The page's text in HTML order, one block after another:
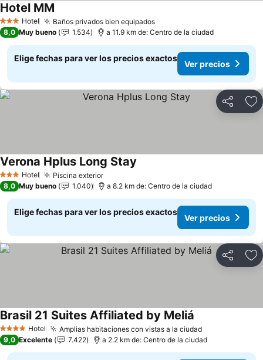
3 Estrellas
Hotel Baños privados bien equipados
Hotel MM
8,0 Muy bueno 1.534 a 11.9 km de: Centro de la ciudad
Elige fechas para ver los precios exactos
Ver precios
Compartir
3 Estrellas
Hotel Piscina exterior
Verona Hplus Long Stay
8,0 Muy bueno 1.040 a 8.2 km de: Centro de la ciudad
Elige fechas para ver los precios exactos
Ver precios
Compartir
4 EstrellasHotel Amplias habitaciones con vistas a la ciudad
Brasil 21 Suites Affiliated by Meliá
9,0 Excelente 7.422 a 2.2 km de: Centro de la ciudad